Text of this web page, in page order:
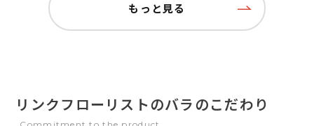
もっと見る
リンクフローリストのバラのこだわり